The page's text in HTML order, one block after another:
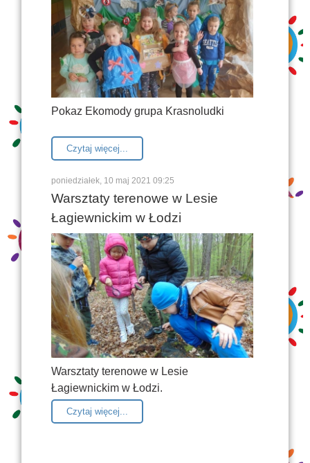
Pokaz Ekomody grupa Krasnoludki
Czytaj więcej...
poniedziałek, 10 maj 2021 09:25
Warsztaty terenowe w Lesie
Łagiewnickim w Łodzi
Warsztaty terenowe w Lesie
Łagiewnickim w Łodzi.
Czytaj więcej...